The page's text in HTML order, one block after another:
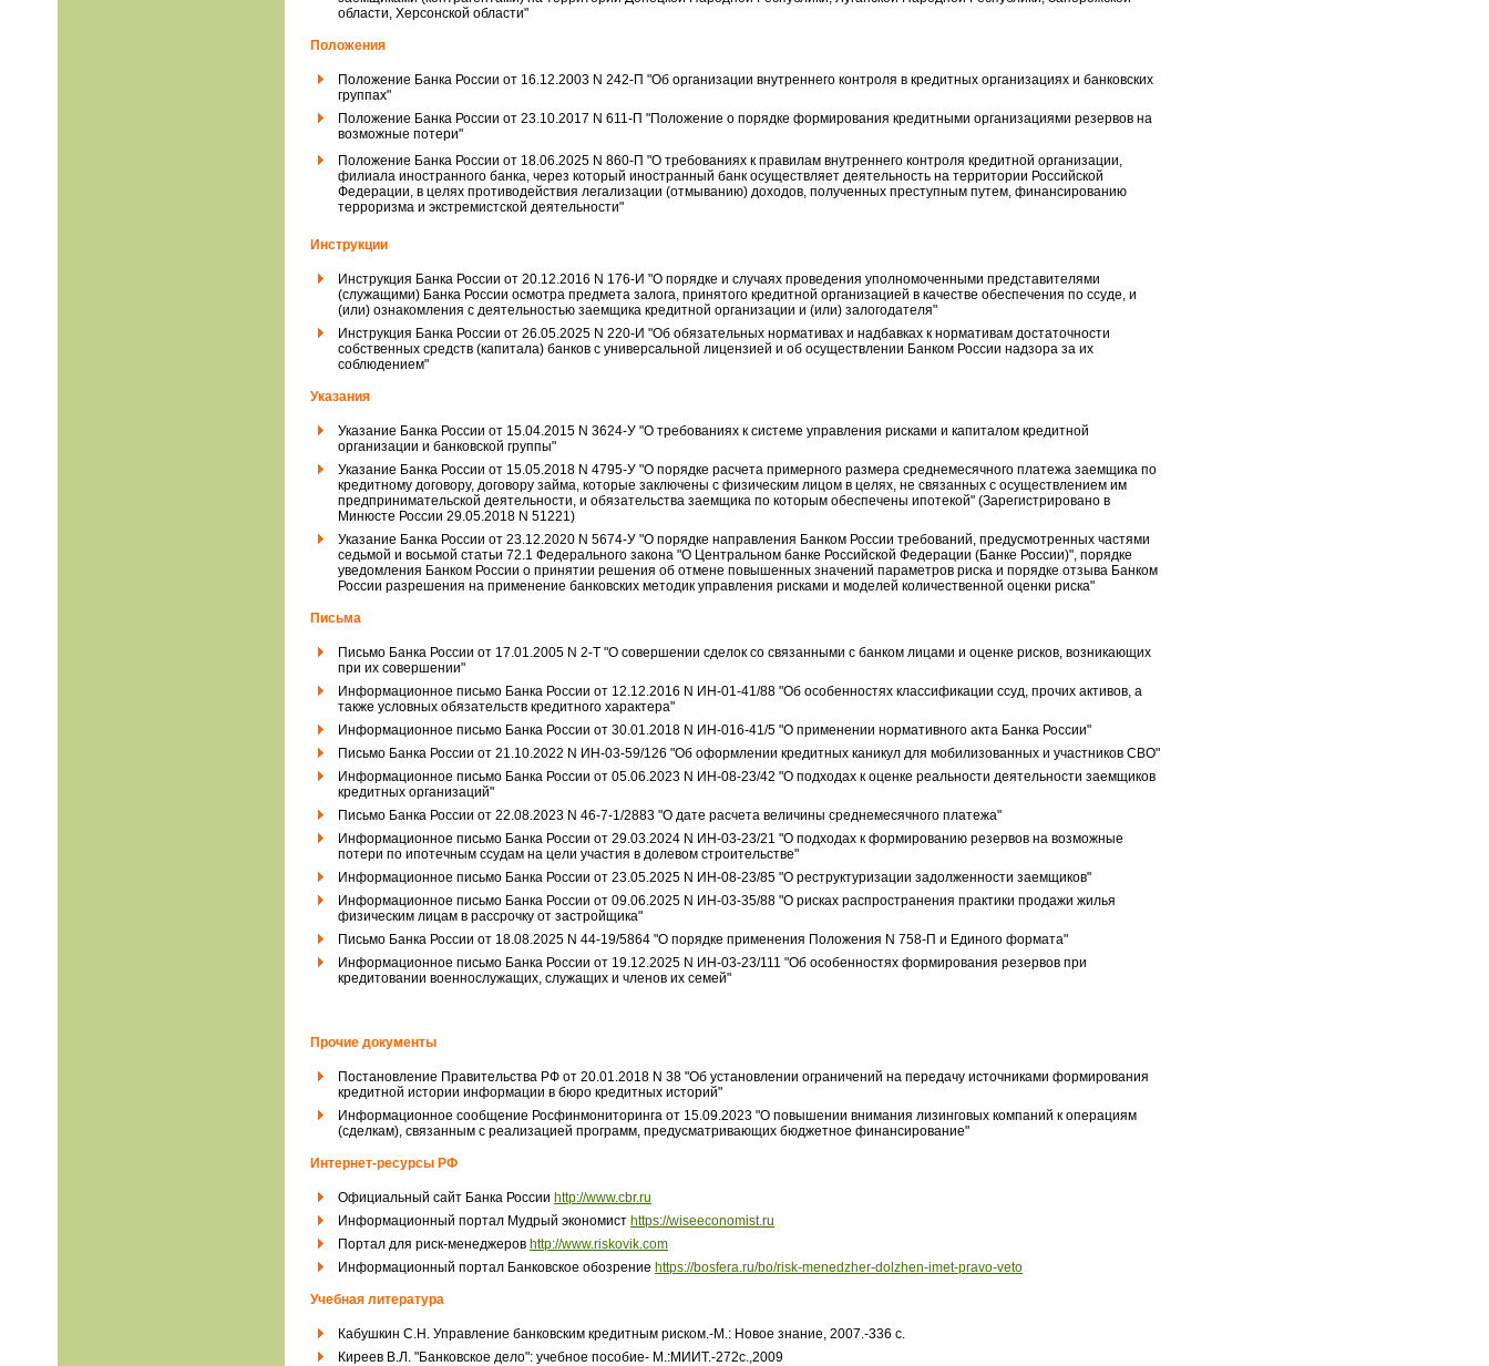
области, Херсонской области"
Положения
Положение Банка России от 16.12.2003 N 242-П "Об организации внутреннего контроля в кредитных организациях и банковских
группах"
Положение Банка России от 23.10.2017 N 611-П "Положение о порядке формирования кредитными организациями резервов на
возможные потери"
Положение Банка России от 18.06.2025 N 860-П "О требованиях к правилам внутреннего контроля кредитной организации,
филиала иностранного банка, через который иностранный банк осуществляет деятельность на территории Российской
Федерации, в целях противодействия легализации (отмыванию) доходов, полученных преступным путем, финансированию
терроризма и экстремистской деятельности"
Инструкции
Инструкция Банка России от 20.12.2016 N 176-И "О порядке и случаях проведения уполномоченными представителями
(служащими) Банка России осмотра предмета залога, принятого кредитной организацией в качестве обеспечения по ссуде, и
(или) ознакомления с деятельностью заемщика кредитной организации и (или) залогодателя"
Инструкция Банка России от 26.05.2025 N 220-И "Об обязательных нормативах и надбавках к нормативам достаточности
собственных средств (капитала) банков с универсальной лицензией и об осуществлении Банком России надзора за их
соблюдением"
Указания
Указание Банка России от 15.04.2015 N 3624-У "О требованиях к системе управления рисками и капиталом кредитной
организации и банковской группы"
Указание Банка России от 15.05.2018 N 4795-У "О порядке расчета примерного размера среднемесячного платежа заемщика по
кредитному договору, договору займа, которые заключены с физическим лицом в целях, не связанных с осуществлением им
предпринимательской деятельности, и обязательства заемщика по которым обеспечены ипотекой" (Зарегистрировано в
Минюсте России 29.05.2018 N 51221)
Указание Банка России от 23.12.2020 N 5674-У "О порядке направления Банком России требований, предусмотренных частями
седьмой и восьмой статьи 72.1 Федерального закона "О Центральном банке Российской Федерации (Банке России)", порядке
уведомления Банком России о принятии решения об отмене повышенных значений параметров риска и порядке отзыва Банком
России разрешения на применение банковских методик управления рисками и моделей количественной оценки риска"
Письма
Письмо Банка России от 17.01.2005 N 2-Т "О совершении сделок со связанными с банком лицами и оценке рисков, возникающих
при их совершении"
Информационное письмо Банка России от 12.12.2016 N ИН-01-41/88 "Об особенностях классификации ссуд, прочих активов, а
также условных обязательств кредитного характера"
Информационное письмо Банка России от 30.01.2018 N ИН-016-41/5 "О применении нормативного акта Банка России"
Письмо Банка России от 21.10.2022 N ИН-03-59/126 "Об оформлении кредитных каникул для мобилизованных и участников СВО"
Информационное письмо Банка России от 05.06.2023 N ИН-08-23/42 "О подходах к оценке реальности деятельности заемщиков
кредитных организаций"
Письмо Банка России от 22.08.2023 N 46-7-1/2883 "О дате расчета величины среднемесячного платежа"
Информационное письмо Банка России от 29.03.2024 N ИН-03-23/21 "О подходах к формированию резервов на возможные
потери по ипотечным ссудам на цели участия в долевом строительстве"
Информационное письмо Банка России от 23.05.2025 N ИН-08-23/85 "О реструктуризации задолженности заемщиков"
Информационное письмо Банка России от 09.06.2025 N ИН-03-35/88 "О рисках распространения практики продажи жилья
физическим лицам в рассрочку от застройщика"
Письмо Банка России от 18.08.2025 N 44-19/5864 "О порядке применения Положения N 758-П и Единого формата"
Информационное письмо Банка России от 19.12.2025 N ИН-03-23/111 "Об особенностях формирования резервов при
кредитовании военнослужащих, служащих и членов их семей"
Прочие документы
Постановление Правительства РФ от 20.01.2018 N 38 "Об установлении ограничений на передачу источниками формирования
кредитной истории информации в бюро кредитных историй"
Информационное сообщение Росфинмониторинга от 15.09.2023 "О повышении внимания лизинговых компаний к операциям
(сделкам), связанным с реализацией программ, предусматривающих бюджетное финансирование"
Интернет-ресурсы РФ
Официальный сайт Банка России http://www.cbr.ru
Информационный портал Мудрый экономист https://wiseeconomist.ru
Портал для риск-менеджеров http://www.riskovik.com
Информационный портал Банковское обозрение https://bosfera.ru/bo/risk-menedzher-dolzhen-imet-pravo-veto
Учебная литература
Кабушкин С.Н. Управление банковским кредитным риском.-М.: Новое знание, 2007.-336 с.
Киреев В.Л. "Банковское дело": учебное пособие- М.:МИИТ.-272с.,2009